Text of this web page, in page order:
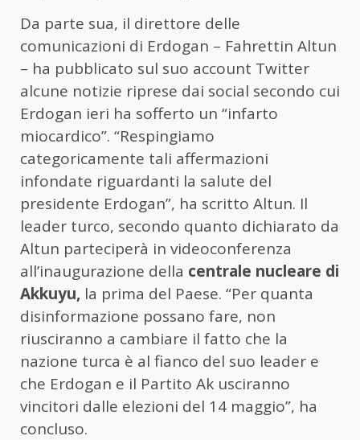
Da parte sua, il direttore delle
comunicazioni di Erdogan – Fahrettin Altun
– ha pubblicato sul suo account Twitter
alcune notizie riprese dai social secondo cui
Erdogan ieri ha sofferto un “infarto
miocardico”. “Respingiamo
categoricamente tali affermazioni
infondate riguardanti la salute del
presidente Erdogan”, ha scritto Altun. Il
leader turco, secondo quanto dichiarato da
Altun parteciperà in videoconferenza
all’inaugurazione della centrale nucleare di
Akkuyu, la prima del Paese. “Per quanta
disinformazione possano fare, non
riusciranno a cambiare il fatto che la
nazione turca è al fianco del suo leader e
che Erdogan e il Partito Ak usciranno
vincitori dalle elezioni del 14 maggio”, ha
concluso.